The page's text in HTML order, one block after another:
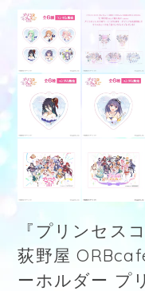
『プリンセス
荻野屋
ーホルダー プ